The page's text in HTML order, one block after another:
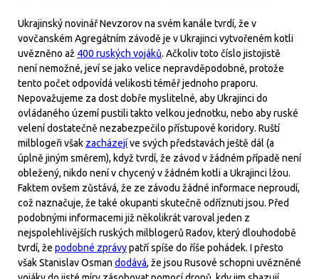
Ukrajinský novinář Nevzorov na svém kanále tvrdí, že v
vovčanském Agregátním závodě je v Ukrajinci vytvořeném kotli
uvězněno až 400 ruských vojáků. Ačkoliv toto číslo jistojistě
není nemožné, jeví se jako velice nepravděpodobné, protože
tento počet odpovídá velikosti téměř jednoho praporu.
Nepovažujeme za dost dobře myslitelné, aby Ukrajinci do
ovládaného území pustili takto velkou jednotku, nebo aby ruské
velení dostatečně nezabezpečilo přístupové koridory. Ruští
milblogeři však zacházejíve svých představách ještě dál (a
úplně jiným směrem), když tvrdí, že závod v žádném případě není
obležený, nikdo není v chycený v žádném kotli a Ukrajinci lžou.
Faktem ovšem zůstává, že ze závodu žádné informace neproudí,
což naznačuje, že také okupanti skutečně odříznuti jsou. Před
podobnými informacemi již několikrát varoval jeden z
nejspolehlivějších ruských milblogerů Radov, který dlouhodobě
tvrdí, že podobné zprávypatří spíše do říše pohádek. I přesto
však Stanislav Osman dodává, že jsou Rusové schopni uvězněné